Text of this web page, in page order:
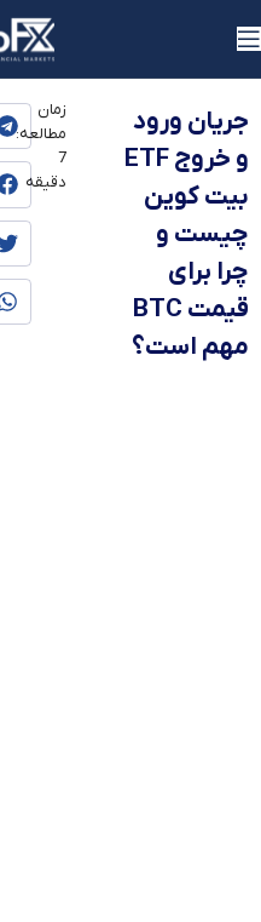
یوتوفارکس
جریان ورود
و خروج ETF
بیت‌ کوین
چیست و
چرا برای
قیمت BTC
مهم است؟
زمان
مطالعه:
7
دقیقه